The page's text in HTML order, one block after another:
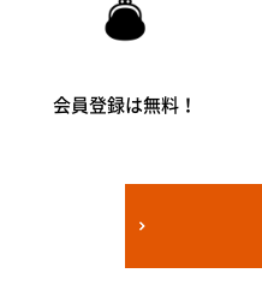
会員登録は無料！